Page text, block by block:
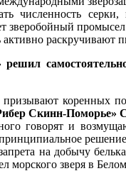
численность
зверобойный
раскручивают
решил
коренных
Скинн-
говорят и
на добычу
морского зверя в